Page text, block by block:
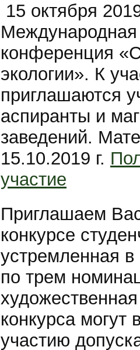
15 октября
Международная
конференция
экологии». К
приглашаются
аспиранты и
заведений.
15.10.2019 г.
участие
Приглашаем
конкурсе
устремленная
по трем
конкурса могут
участию